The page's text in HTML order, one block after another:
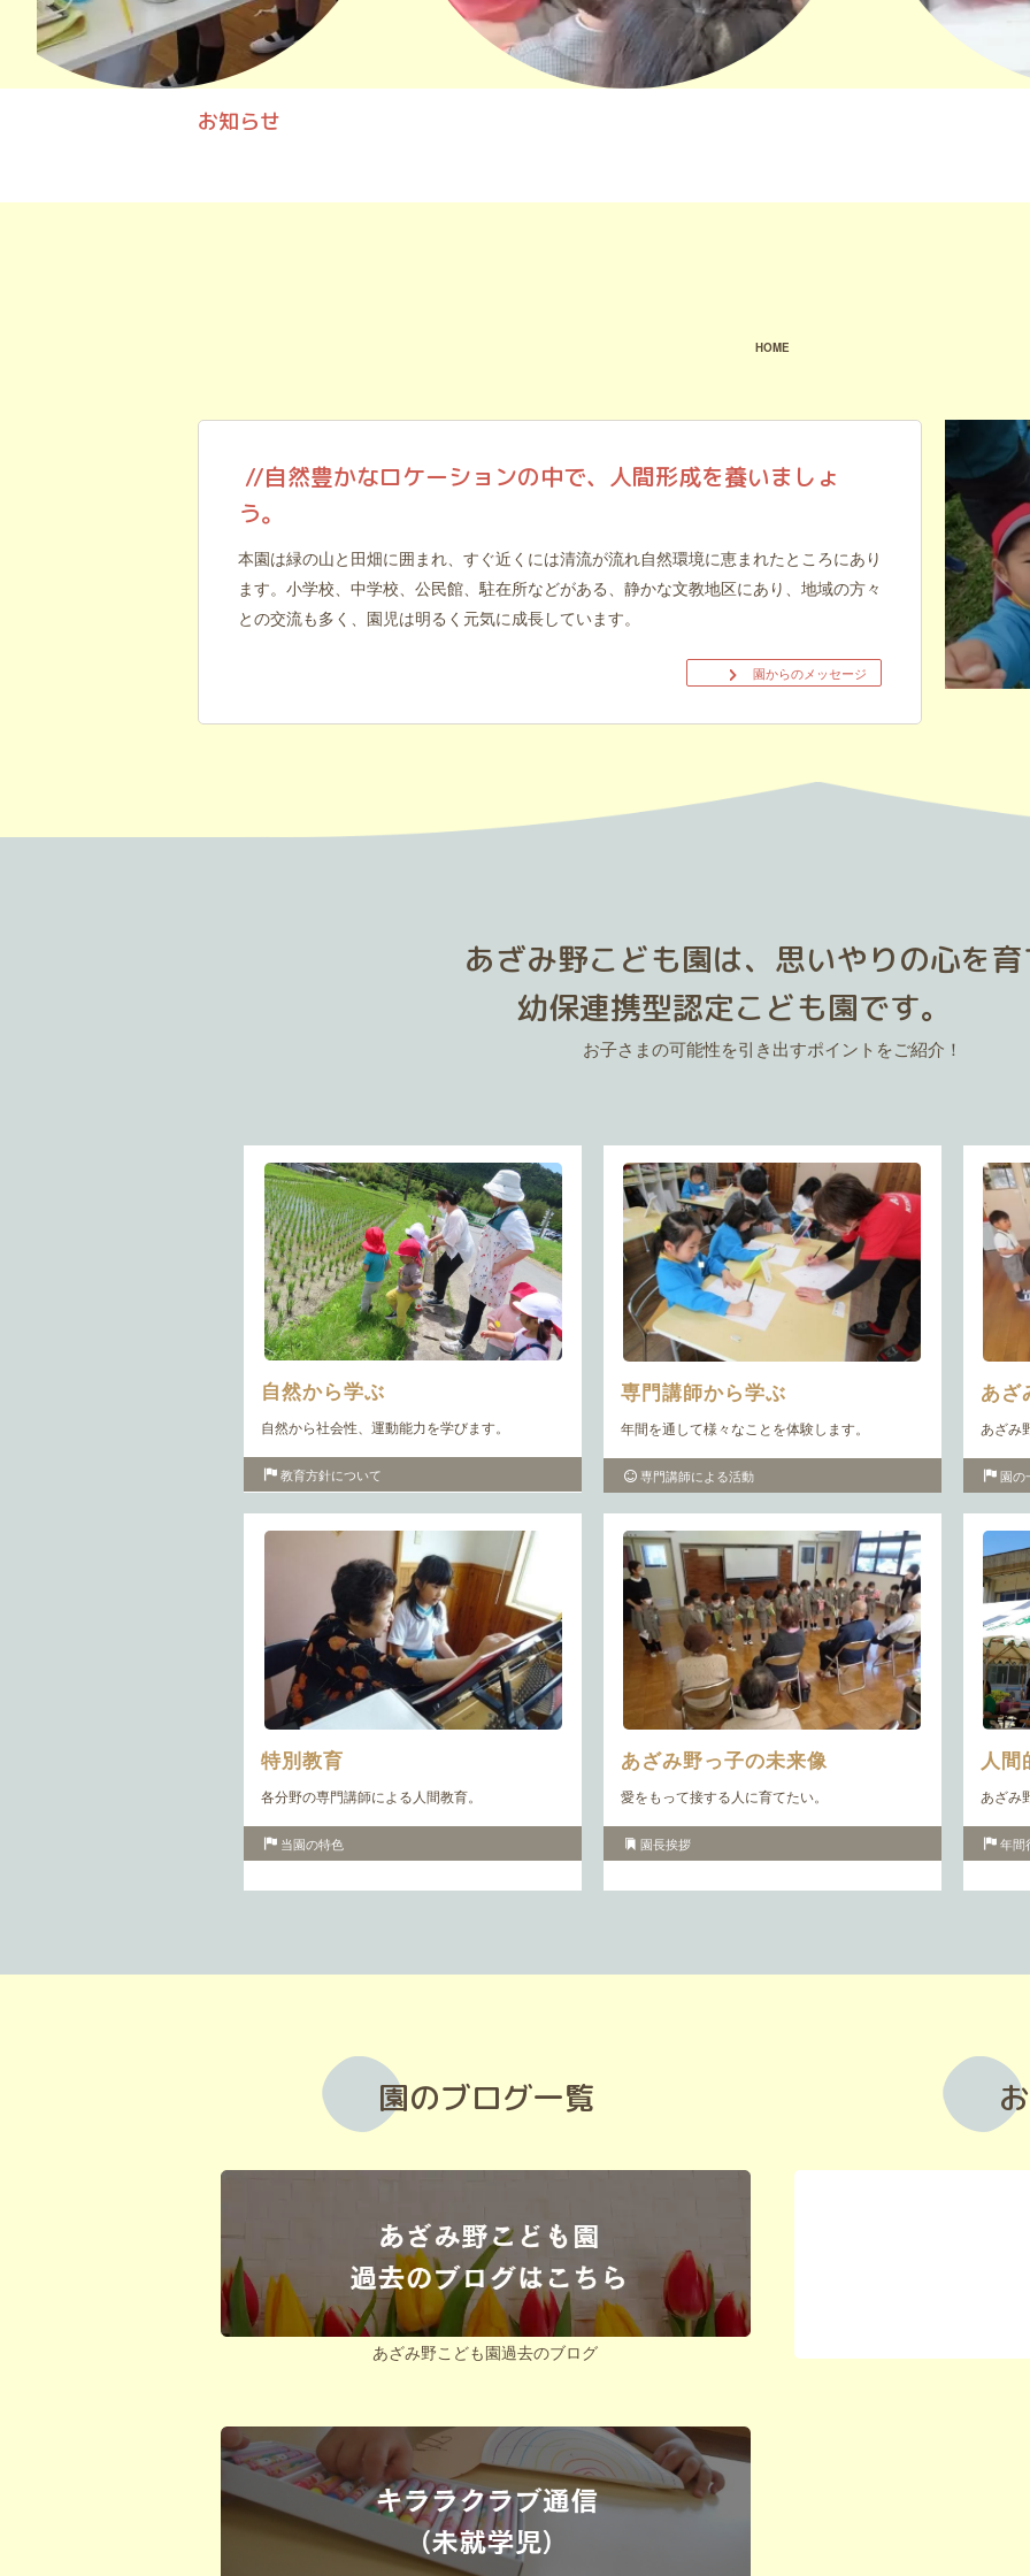
お知らせ
HOME
//自然豊かなロケーションの中で、人間形成を養いましょ
う。
本園は緑の山と田畑に囲まれ、すぐ近くには清流が流れ自然環境に恵まれたところにあり
ます。小学校、中学校、公民館、駐在所などがある、静かな文教地区にあり、地域の方々
との交流も多く、園児は明るく元気に成長しています。
園からのメッセージ
あざみ野こども園は、思いやりの心を
幼保連携型認定こども園です。
お子さまの可能性を引き出すポイントをご紹介！
自然から学ぶ
自然から社会性、運動能力を学びます。
教育方針について
専門講師から学ぶ
年間を通して様々なことを体験します。
専門講師による活動
あざ
あざみ
園の
特別教育
各分野の専門講師による人間教育。
当園の特色
あざみ野っ子の未来像
愛をもって接する人に育てたい。
園長挨拶
人間
あざみ
年間
園のブログ一覧
あざみ野こども園過去のブログ